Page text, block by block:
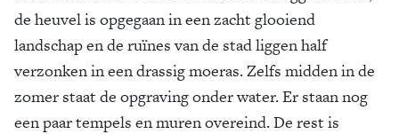
de heuvel is opgegaan in een zacht glooiend
landschap en de ruïnes van de stad liggen half
verzonken in een drassig moeras. Zelfs midden in de
zomer staat de opgraving onder water. Er staan nog
een paar tempels en muren overeind. De rest is